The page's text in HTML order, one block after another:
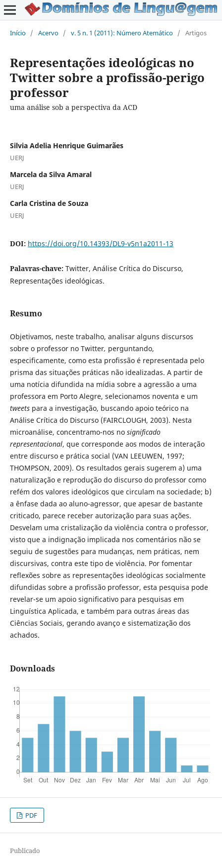
Início / Acervo / v. 5 n. 1 (2011): Número Atemático / Artigos
Representações ideológicas no
Twitter sobre a profissão-perigo
professor
uma análise sob a perspectiva da ACD
Silvia Adelia Henrique Guimarães
UERJ
Marcela da Silva Amaral
UERJ
Carla Cristina de Souza
UERJ
DOI: https://doi.org/10.14393/DL9-v5n1a2011-13
Palavras-chave: Twitter, Análise Crítica do Discurso,
Representações ideológicas.
Resumo
Objetivamos, neste trabalho, analisar alguns discursos
sobre o professor no Twitter, perguntando,
especificamente, como esta profissão é representada pelo
prisma das situações práticas não idealizadas. A partir de
uma notícia difundida na mídia sobre a agressão a uma
professora em Porto Alegre, selecionamos noventa e um
tweetspara a investigação, buscando apoio teórico na
Análise Crítica do Discurso (FAIRCLOUGH, 2003). Nesta
microanálise, concentramo-nos no significado
representacional, que corresponde aos modos de interação
entre discurso e prática social (VAN LEEUWEN, 1997;
THOMPSON, 2009). Os resultados gerais sugerem a) uma
naturalização e reprodução do discurso do professor como
refém dos valores ideológicos que circulam na sociedade; b)
a ênfase dada ao aluno-agressor, que apesar de bastante
criticado, parece receber autorização para suas ações.
Desvelam uma cristalização da violência contra o professor,
visto que a indignação implicada nos comentários não se
seguiu de sugestões para mudanças, nem práticas, nem
discursivas, contra este tipo de violência. Por fomentar
reflexões sobre as representações ideológicas socialmente
difundidas sobre a profissão professor, esta pesquisa pode
revelar-se um apoio significativo para pesquisas em
Linguística Aplicada, e também para outras áreas das
Ciências Sociais, gerando avanço e sistematização dos
achados.
Downloads
PDF
Publicado